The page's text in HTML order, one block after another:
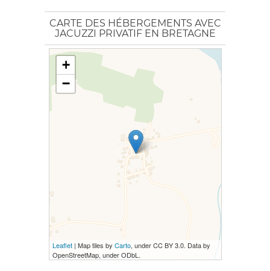
CARTE DES HÉBERGEMENTS AVEC
JACUZZI PRIVATIF EN BRETAGNE
+
−
Leaflet| Map tiles by Carto, under CC BY 3.0. Data by
OpenStreetMap, under ODbL.